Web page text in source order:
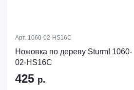
Арт. 1060-02-HS16C
Ножовка по дереву Sturm! 1060-
02-HS16C
425 р.